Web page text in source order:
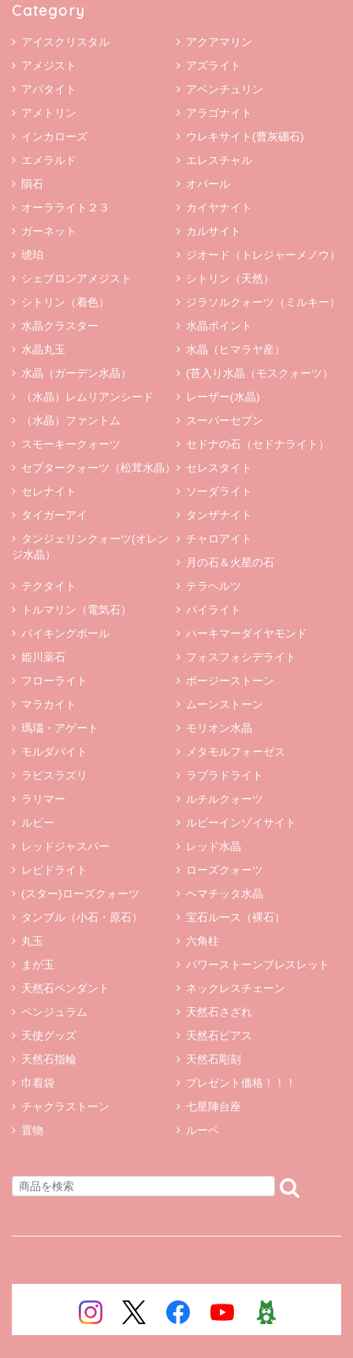
Category
アイスクリスタル
アクアマリン
アメジスト
アズライト
アパタイト
アベンチュリン
アメトリン
アラゴナイト
インカローズ
ウレキサイト(曹灰硼石)
エメラルド
エレスチャル
隕石
オパール
オーラライト２３
カイヤナイト
ガーネット
カルサイト
琥珀
ジオード（トレジャーメノウ）
シェブロンアメジスト
シトリン（天然）
シトリン（着色）
ジラソルクォーツ（ミルキー）
水晶クラスター
水晶ポイント
水晶丸玉
水晶（ヒマラヤ産）
水晶（ガーデン水晶）
(苔入り水晶（モスクォーツ）
（水晶）レムリアンシード
レーザー(水晶)
（水晶）ファントム
スーパーセブン
スモーキークォーツ
セドナの石（セドナライト）
セプタークォーツ（松茸水晶）
セレスタイト
セレナイト
ソーダライト
タイガーアイ
タンザナイト
タンジェリンクォーツ(オレン
ジ水晶）
チャロアイト
月の石＆火星の石
テクタイト
テラヘルツ
トルマリン（電気石）
パイライト
バイキングボール
ハーキマーダイヤモンド
姫川薬石
フォスフォシデライト
フローライト
ボージーストーン
マラカイト
ムーンストーン
瑪瑙・アゲート
モリオン水晶
モルダバイト
メタモルフォーゼス
ラピスラズリ
ラブラドライト
ラリマー
ルチルクォーツ
ルビー
ルビーインゾイサイト
レッドジャスパー
レッド水晶
レピドライト
ローズクォーツ
(スター)ローズクォーツ
ヘマチッタ水晶
タンブル（小石・原石）
宝石ルース（裸石）
丸玉
六角柱
まが玉
パワーストーンブレスレット
天然石ペンダント
ネックレスチェーン
ペンジュラム
天然石さざれ
天使グッズ
天然石ピアス
天然石指輪
天然石彫刻
巾着袋
プレゼント価格！！！
チャクラストーン
七星陣台座
置物
ルーペ